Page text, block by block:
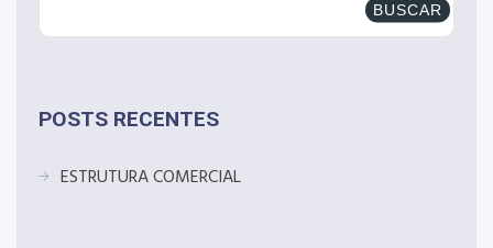
POSTS RECENTES
ESTRUTURA COMERCIAL